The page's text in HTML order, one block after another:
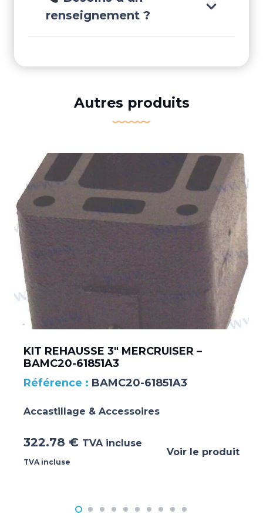
renseignement ?
Autres produits
KIT REHAUSSE 3″ MERCRUISER –
BAMC20-61851A3
BAMC20-61851A3
Accastillage & Accessoires
322.78 € TVA incluse
TVA incluse
Voir le produit